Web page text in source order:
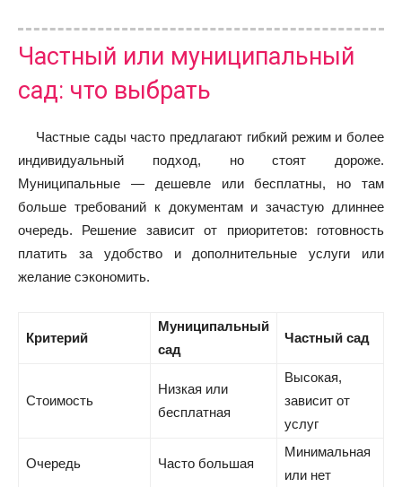
Частный или муниципальный
сад: что выбрать
Частные сады часто предлагают гибкий режим и более
индивидуальный подход, но стоят дороже.
Муниципальные — дешевле или бесплатны, но там
больше требований к документам и зачастую длиннее
очередь. Решение зависит от приоритетов: готовность
платить за удобство и дополнительные услуги или
желание сэкономить.
Критерий
Муниципальный
сад
Частный сад
Стоимость
Низкая или
бесплатная
Высокая,
зависит от
услуг
Очередь Часто большая
Минимальная
или нет